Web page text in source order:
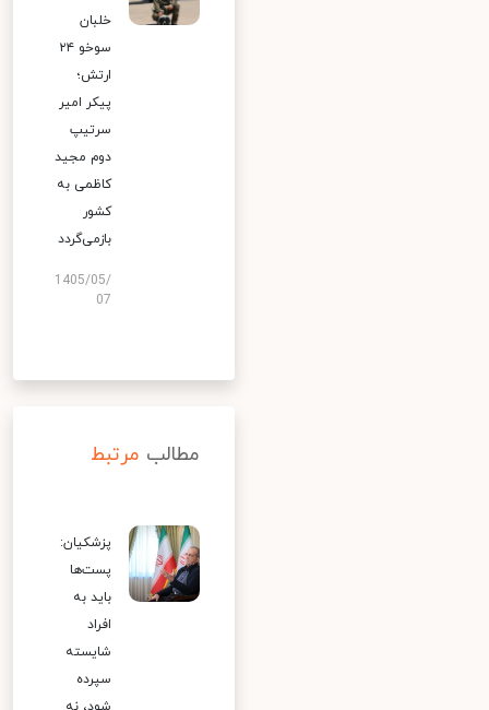
خلبان
سوخو ۲۴
ارتش؛
پیکر امیر
سرتیپ
دوم مجید
کاظمی به
کشور
بازمی‌گردد
1405/05/
07
مطالب مرتبط
پزشکیان:
پست‌ها
باید به
افراد
شایسته
سپرده